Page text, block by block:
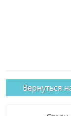
Вернуться